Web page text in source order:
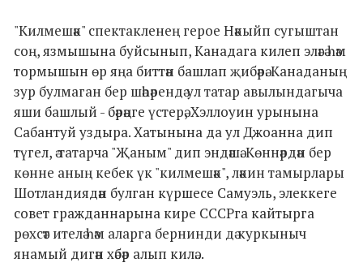
"Килмешәк" спектакленең герое Нәкыйп сугыштан
соң, язмышына буйсынып, Канадага килеп эләгә һәм
тормышын өр яңа биттән башлап җибәрә. Канаданың
зур булмаган бер шәһәрендә ул татар авылындагыча
яши башлый - бәрәңге үстерә, Хэллоуин урынына
Сабантуй уздыра. Хатынына да ул Джоанна дип
түгел, ә татарча "Җаным" дип эндәшә. Көннәрдән бер
көнне аның кебек үк "килмешәк", ләкин тамырлары
Шотландиядән булган күршесе Самуэль, элеккеге
совет гражданнарына кире СССРга кайтырга
рөхсәт ителә һәм аларга бернинди дә куркыныч
янамый дигән хәбәр алып килә...